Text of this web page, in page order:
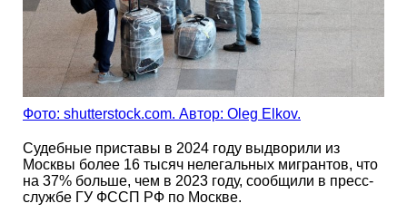
Фото: shutterstock.com. Автор: Oleg Elkov.
Судебные приставы в 2024 году выдворили из
Москвы более 16 тысяч нелегальных мигрантов, что
на 37% больше, чем в 2023 году, сообщили в пресс-
службе ГУ ФССП РФ по Москве.